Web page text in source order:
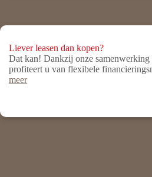
Liever leasen dan kopen?
Dat kan! Dankzij onze
profiteert u van flexibele
meer